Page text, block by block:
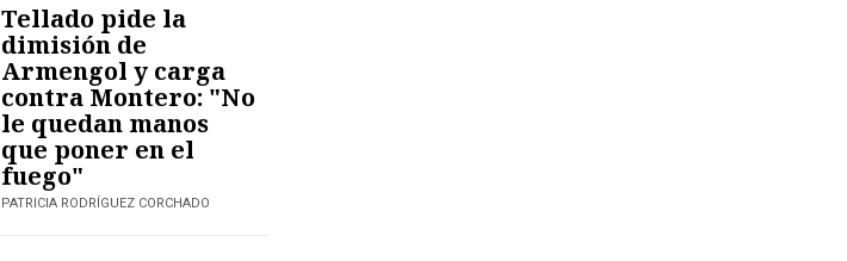
Tellado pide la
dimisión de
Armengol y carga
contra Montero: "No
le quedan manos
que poner en el
fuego"
PATRICIA RODRÍGUEZ CORCHADO